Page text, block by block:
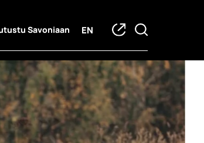
Savoniaan EN